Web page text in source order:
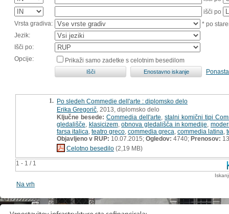
išči po
Vrsta gradiva:
* po
Jezik:
Išči po:
Opcije:
Prikaži samo zadetke s celotnim besedilom
1 - 1 / 1
1. Po sledeh Commedie dell'arte : diplomsko delo
Erika Gregorič , 2013, diplomsko delo
Ključne besede: Commedia dell'arte ,stalni komični tipi
gledališče klasicizem,obnova gledališča in komedije
farsa italica teatro greco commedia greca commedia latina
Objavljeno v RUP: 10.07.2015; Ogledov: 4740; Prenosov:
Celotno besedilo (2,19 MB)
Na vrh